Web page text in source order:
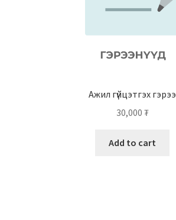
Ажил гүйцэтгэх гэрээ
30,000 ₮
Add to cart